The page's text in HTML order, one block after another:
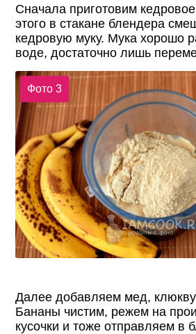
Сначала приготовим
этого в стакане блендера
кедровую муку. Мука хорошо
воде, достаточно лишь
Фото 3
Далее добавляем мед,
Бананы чистим, режем на
кусочки и тоже отправляем в